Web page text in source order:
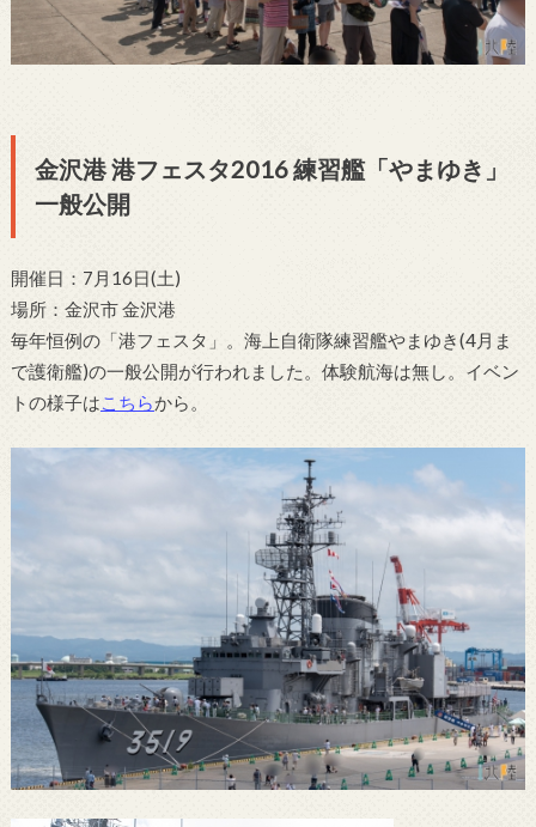
金沢港 港フェスタ2016 練習艦「やまゆき」
一般公開
開催日：7月16日(土)
場所：金沢市 金沢港
毎年恒例の「港フェスタ」。海上自衛隊練習艦やまゆき(4月ま
で護衛艦)の一般公開が行われました。体験航海は無し。イベン
トの様子はこちらから。